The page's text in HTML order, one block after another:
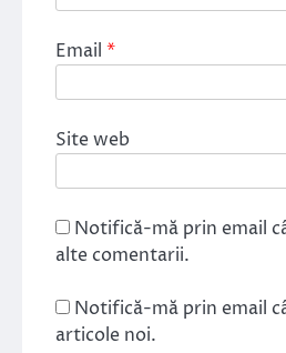
Email *
Site web
Notifică-mă prin email
alte comentarii.
Notifică-mă prin email
articole noi.